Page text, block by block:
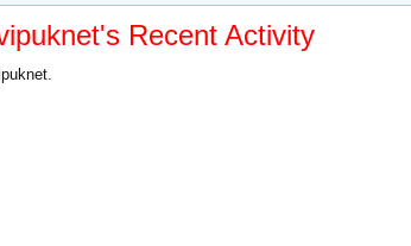
Recent Activity